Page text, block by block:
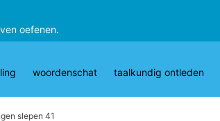
oefenen.
woordenschat taalkundig ontleden
slepen 41